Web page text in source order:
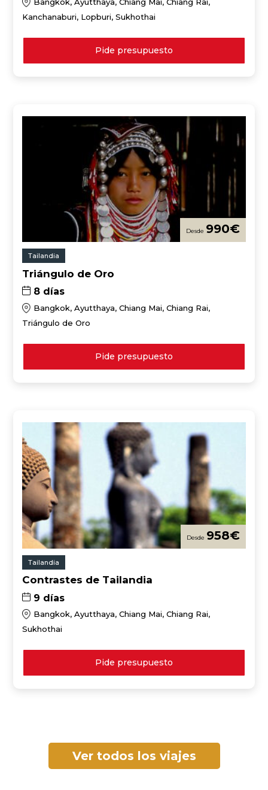
Kanchanaburi, Lopburi, Sukhothai
Pide presupuesto
990€
Tailandia
Triángulo de Oro
8 días
Bangkok, Ayutthaya, Chiang Mai, Chiang Rai,
Triángulo de Oro
Pide presupuesto
958€
Tailandia
Contrastes de Tailandia
9 días
Bangkok, Ayutthaya, Chiang Mai, Chiang Rai,
Sukhothai
Pide presupuesto
Ver todos los viajes